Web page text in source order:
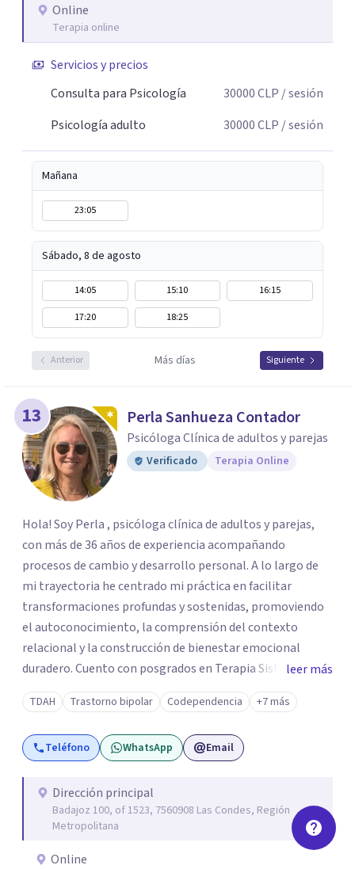
Psicoterapia Sistémica, una metodología que considera
las dinámicas y relaciones dentro de cada sistema
técnicas como la Terapia Breve Sistémica y la Terapia
Enfocada en Soluciones, busco comprender cómo los
persona, promoviendo un cambio duradero, significativo
y orientado a los recursos.
Online
Terapia online
Servicios y precios
Consulta para Psicología
30000CLP / sesión
Psicología adulto
30000CLP / sesión
Mañana
23:05
Sábado, 8 de agosto
14:05 15:10
16:15
17:20
18:25
Anterior Más días Siguiente
13 Perla Sanhueza Contador
Psicóloga Clínica de adultos y parejas
Verificado Terapia Online
Hola! Soy Perla , psicóloga clínica de adultos y parejas,
con más de 36 años de experiencia acompañando
procesos de cambio y desarrollo personal. A lo largo de
mi trayectoria he centrado mi práctica en facilitar
transformaciones profundas y sostenidas, promoviendo
el autoconocimiento, la comprensión del contexto
relacional y la construcción de bienestar emocional
duradero. Cuento con posgrados en Terapia Sistémica
Familiar y de Pareja, Terapia Cognitiva Procesal Sistémica
Postracionalista y un Diplomado en Psicología Forense,
además de formación y certificación como Terapeuta
EMDR, enfoque especializado en el tratamiento de
combinación de herramientas me permite integrar
distintas perspectivas terapéuticas, adaptándolas a las
necesidades únicas de cada persona o pareja que consulta.
leer más
TDAH Trastorno bipolar Codependencia +7 más
Teléfono WhatsApp Email
Dirección principal
Badajoz 100, of 1523, 7560908 Las Condes, Región
Metropolitana
Online